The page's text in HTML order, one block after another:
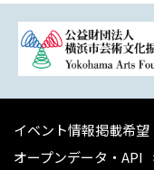
イベント情報掲載希望
オープンデータ・API